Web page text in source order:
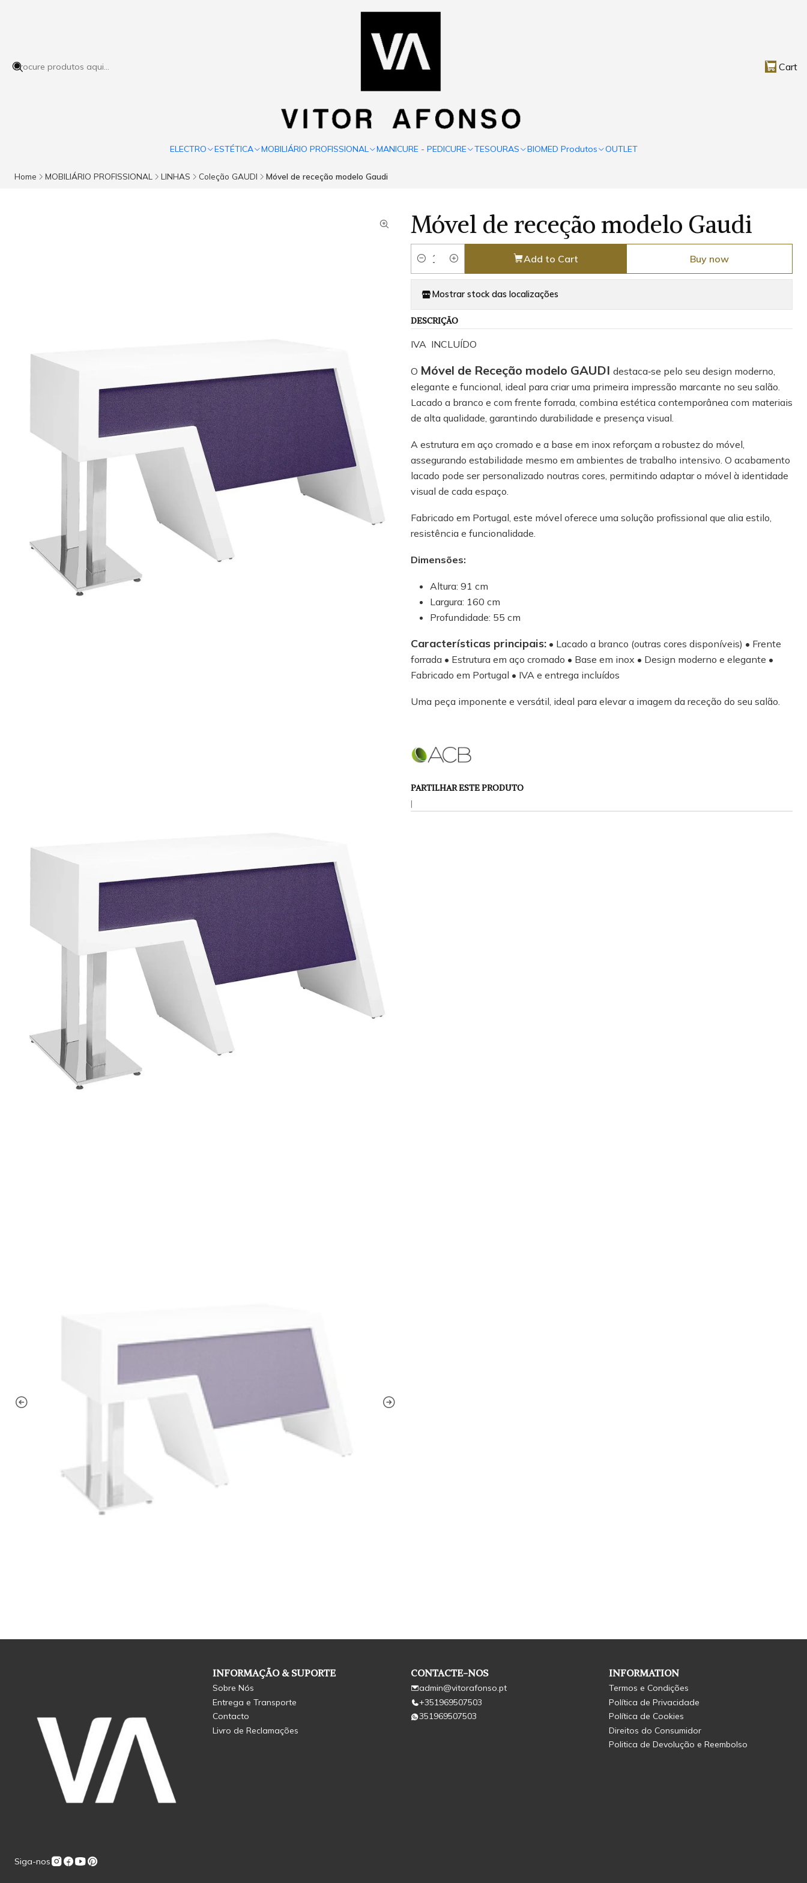
Cart
ELECTRO ESTÉTICA MOBILIÁRIO PROFISSIONAL MANICURE - PEDICURE TESOURAS BIOMED Produtos OUTLET
Home MOBILIÁRIO PROFISSIONAL LINHAS Coleção GAUDI Móvel de receção modelo Gaudi
Móvel de receção modelo Gaudi
Quantity
Add to Cart Buy now
Mostrar stock das localizações
DESCRIÇÃO
IVA INCLUÍDO
O Móvel de Receção modelo GAUDI destaca‑se pelo seu design moderno,
elegante e funcional, ideal para criar uma primeira impressão marcante no seu salão.
Lacado a branco e com frente forrada, combina estética contemporânea com materiais
de alta qualidade, garantindo durabilidade e presença visual.
A estrutura em aço cromado e a base em inox reforçam a robustez do móvel,
assegurando estabilidade mesmo em ambientes de trabalho intensivo. O acabamento
lacado pode ser personalizado noutras cores, permitindo adaptar o móvel à identidade
visual de cada espaço.
Fabricado em Portugal, este móvel oferece uma solução profissional que alia estilo,
resistência e funcionalidade.
Dimensões:
Altura: 91 cm
Largura: 160 cm
Profundidade: 55 cm
Características principais: • Lacado a branco (outras cores disponíveis) • Frente
forrada • Estrutura em aço cromado • Base em inox • Design moderno e elegante •
Fabricado em Portugal • IVA e entrega incluídos
Uma peça imponente e versátil, ideal para elevar a imagem da receção do seu salão.
PARTILHAR ESTE PRODUTO
|
Siga-nos
INFORMAÇÃO & SUPORTE
Sobre Nós
Entrega e Transporte
Contacto
Livro de Reclamações
CONTACTE-NOS
admin@vitorafonso.pt
+351969507503
351969507503
INFORMATION
Termos e Condições
Política de Privacidade
Política de Cookies
Direitos do Consumidor
Politica de Devolução e Reembolso